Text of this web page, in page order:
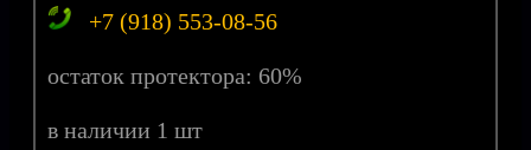
+7 (918) 553-08-56
остаток протектора: 60%
в наличии 1 шт